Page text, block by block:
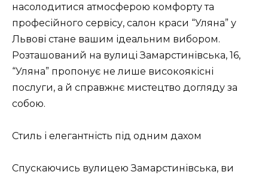
насолодитися атмосферою комфорту та
професійного сервісу, салон краси “Уляна” у
Львові стане вашим ідеальним вибором.
Розташований на вулиці Замарстинівська, 16,
“Уляна” пропонує не лише високоякісні
послуги, а й справжнє мистецтво догляду за
собою.
Стиль і елегантність під одним дахом
Спускаючись вулицею Замарстинівська, ви